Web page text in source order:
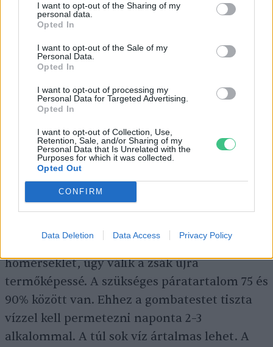
I want to opt-out of the Sharing of my
personal data.
Opted In
I want to opt-out of the Sale of my
Personal Data.
Opted In
I want to opt-out of processing my
Personal Data for Targeted Advertising.
Opted In
I want to opt-out of Collection, Use,
Retention, Sale, and/or Sharing of my
Personal Data that Is Unrelated with the
Purposes for which it was collected.
Opted Out
CONFIRM
Data Deletion Data Access Privacy Policy
A laskagomba sokféleképp felhasználható.
Kép: canva
laskagombalegszívesebben 17 Celsius-fok
környéki hőmérsékleten terem. 25 Celsius-
fokosnál melegebb helyiségben már nincs is
értelme kísérletezni a termesztésével, hiszen
ilyenkor a zsákok nagyon könnyen
kiszáradhatnak. A jól átszőtt zsákoknak nem
árt a hideg és a fagy sem. Ahogy emelkedik a
hőmérséklet, úgy válik a zsák újra
termőképessé. A szükséges páratartalom 75 és
90% között van. Ehhez a gombatestet tiszta
vízzel kell permetezni naponta 2–3
alkalommal. A túl sok víz ártalmas lehet. A